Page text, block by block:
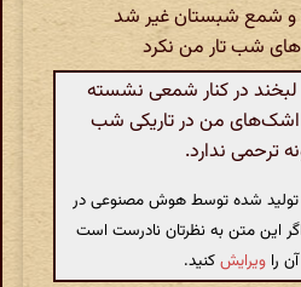
شمع شبستان غیر شد
شب تار من نکرد
در کنار شمعی نشسته
اشک‌های من در تاریکی شب
ترحمی ندارد.
تولید شده توسط هوش مصنوعی در
اگر این متن به نظرتان نادرست است
را ویرایشکنید.